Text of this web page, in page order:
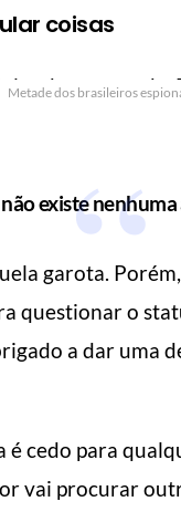
coisas
Metade dos brasileiros
existe nenhuma
garota.
questionar o
a dar uma
cedo para
vai procurar